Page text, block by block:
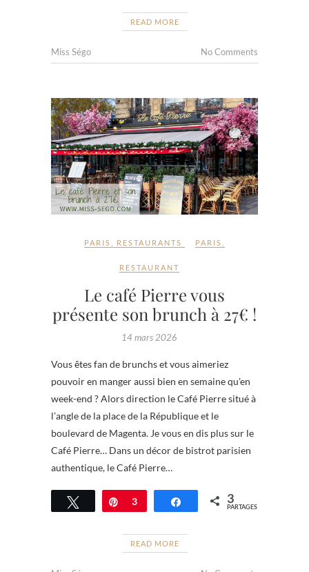
READ MORE
Miss Ségo No Comments
PARIS RESTAURANTS PARIS
RESTAURANT
Le café Pierre vous
présente son brunch à 27€ !
14 mars 2026
Vous êtes fan de brunchs et vous aimeriez
pouvoir en manger aussi bien en semaine qu’en
week-end ? Alors direction le Café Pierre situé à
l’angle de la place de la République et le
boulevard de Magenta. Je vous en dis plus sur le
Café Pierre… Dans un décor de bistrot parisien
authentique, le Café Pierre…
Tweetez Épingle
3 Partagez 3
PARTAGES
READ MORE